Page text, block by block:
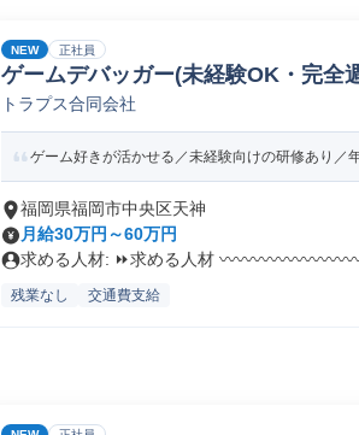
NEW 正社員
ゲームデバッガー(未経験OK・完全
トラプス合同会社
ゲーム好きが活かせる／未経験向けの研修あり／
福岡県福岡市中央区天神
月給30万円～60万円
求める人材: ⏩求める人材 〰〰〰〰〰〰〰〰
残業なし 交通費支給